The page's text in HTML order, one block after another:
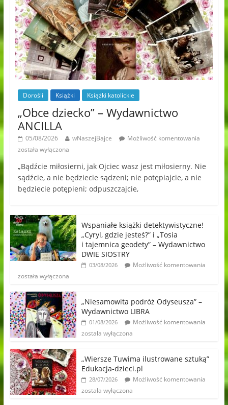
Dorośli Książki Książki katolickie
„Obce dziecko” – Wydawnictwo
ANCILLA
05/08/2026 wNaszejBajce
Możliwość komentowania
została wyłączona
„Bądźcie miłosierni, jak Ojciec wasz jest miłosierny. Nie
sądźcie, a nie będziecie sądzeni; nie potępiajcie, a nie
będziecie potępieni; odpuszczajcie,
Wspaniałe książki detektywistyczne!
„Cyryl, gdzie jesteś?” i „Tosia
i tajemnica geodety” – Wydawnictwo
DWIE SIOSTRY
03/08/2026
Możliwość komentowania
została wyłączona
„Niesamowita podróż Odyseusza” –
Wydawnictwo LIBRA
01/08/2026
Możliwość komentowania
została wyłączona
„Wiersze Tuwima ilustrowane sztuką”
Edukacja-dzieci.pl
28/07/2026
Możliwość komentowania
została wyłączona